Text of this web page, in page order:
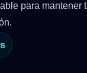
para mantener